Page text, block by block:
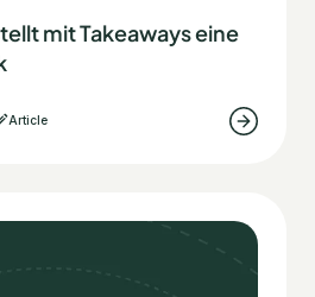
mit Takeaways eine
Article